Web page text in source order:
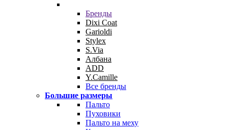
Бренды
Dixi Coat
Garioldi
Stylex
S.Via
Албана
ADD
Y.Camille
Все бренды
Большие размеры
Пальто
Пуховики
Пальто на меху